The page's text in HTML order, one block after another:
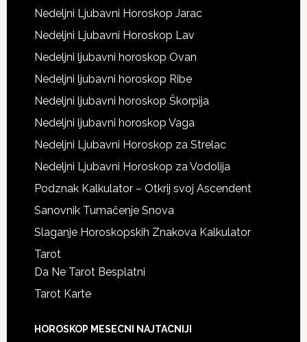
Nedeljni Ljubavni Horoskop Jarac
Nedeljni Ljubavni Horoskop Lav
Nedeljni ljubavni horoskop Ovan
Nedeljni ljubavni horoskop Ribe
Nedeljni ljubavni horoskop Škorpija
Nedeljni ljubavni horoskop Vaga
Nedeljni Ljubavni Horoskop za Strelac
Nedeljni Ljubavni Horoskop za Vodolija
Podznak Kalkulator – Otkrij svoj Ascendent
Sanovnik Tumačenje Snova
Slaganje Horoskopskih Znakova Kalkulator
Tarot
Da Ne Tarot Besplatni
Tarot Karte
HOROSKOP MESECNI NAJTACNIJI